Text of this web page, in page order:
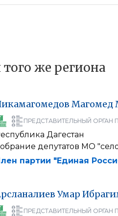
же региона
Магомед
ПРЕДСТАВИТЕЛЬНЫЙ ОРГАН
Дагестан
депутатов МО
партии "Единая
Умар
ПРЕДСТАВИТЕЛЬНЫЙ ОРГАН